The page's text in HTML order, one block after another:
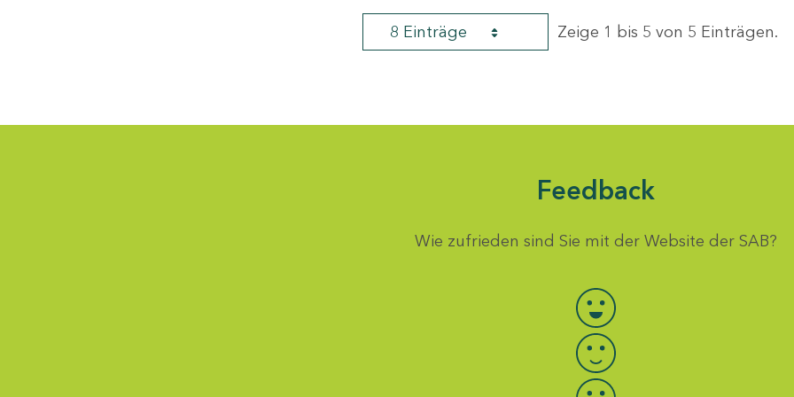
8 Einträge Zeige 1 bis 5 von 5 Einträgen.
Feedback
Wie zufrieden sind Sie mit der Website der SAB?
Bewertung auswählen